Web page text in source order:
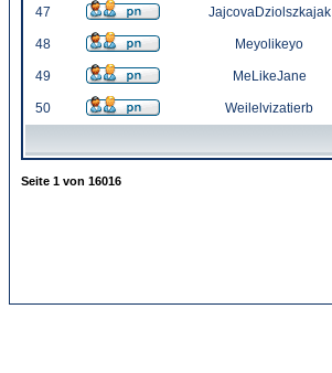
47 JajcovaDziolszkajak
48 Meyolikeyo
49 MeLikeJane
50 Weilelvizatierb
Seite 1 von 16016